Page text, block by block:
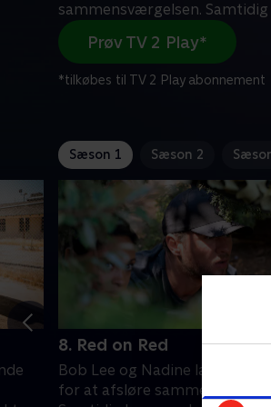
sammensværgelsen.
Prøv TV 2 Play*
*tilkøbes til TV 2 Play abonnement
Sæson 1 Sæson 2
8. Red on Red
Bob Lee og Nadine lægger en
for at afsløre